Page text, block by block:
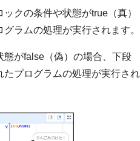
クの条件や状態がtrue（真）
ラムの処理が実行されます。
態がfalse（偽）の場合、下段
プログラムの処理が実行され